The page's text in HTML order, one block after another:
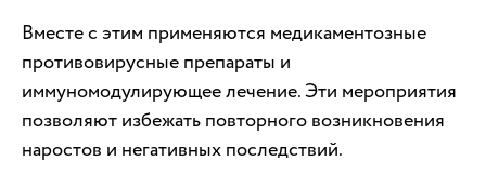
Вместе с этим применяются медикаментозные
противовирусные препараты и
иммуномодулирующее лечение. Эти мероприятия
позволяют избежать повторного возникновения
наростов и негативных последствий.